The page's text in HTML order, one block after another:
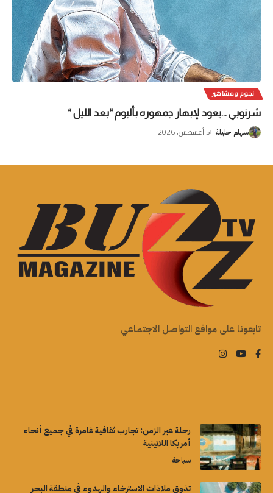
نجوم ومشاهير
شرنوبي …يعود لإبهار جمهوره بألبوم “بعد الليل “
سهام حليلة 5 أغسطس، 2026
تابعونا على مواقع التواصل الاجتماعي
رحلة عبر الزمن: تجارب ثقافية غامرة في جميع أنحاء
أمريكا اللاتينية
سياحة
تذوق ملاذات الاسترخاء والهدوء في منطقة البحر